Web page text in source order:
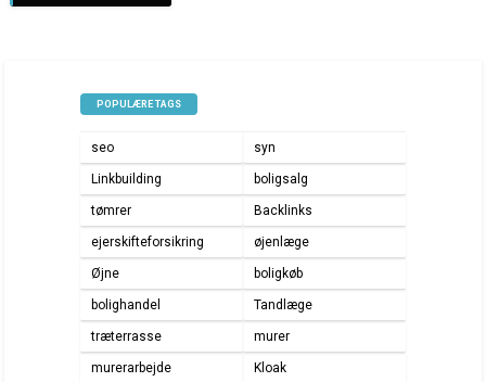
POPULÆRE TAGS
seo syn
Linkbuilding boligsalg
tømrer Backlinks
ejerskifteforsikring øjenlæge
Øjne boligkøb
bolighandel Tandlæge
træterrasse murer
murerarbejde Kloak